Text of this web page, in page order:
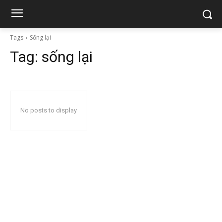
Tags Sống lại
Tag: sống lại
No posts to display